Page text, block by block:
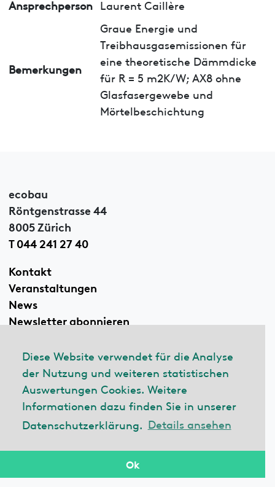
Diese Website verwendet für die Analyse
der Nutzung und weiteren statistischen
Auswertungen Cookies. Weitere
Informationen dazu finden Sie in unserer
Datenschutzerklärung. Details ansehen
Ok
Ansprechperson Laurent Caillère
Bemerkungen
Graue Energie und
Treibhausgasemissionen für
eine theoretische Dämmdicke
für R = 5 m2K/W; AX8 ohne
Glasfasergewebe und
Mörtelbeschichtung
ecobau
Röntgenstrasse 44
8005 Zürich
T 044 241 27 40
Kontakt
Veranstaltungen
News
Newsletter abonnieren
Linkedin
© 2026 ecobau